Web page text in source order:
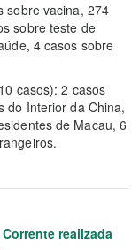
sobre vacina, 274
sobre teste de
4 casos sobre
casos): 2 casos
do Interior da China,
de Macau, 6
realizada